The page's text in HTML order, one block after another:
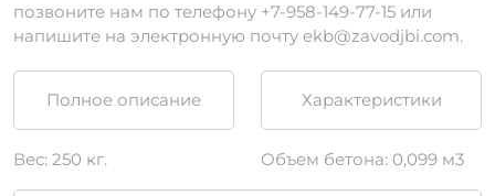
позвоните нам по телефону +7-958-149-77-15 или
напишите на электронную почту ekb@zavodjbi.com.
Полное описание Характеристики
Вес: 250 кг. Объем бетона: 0,099 м3